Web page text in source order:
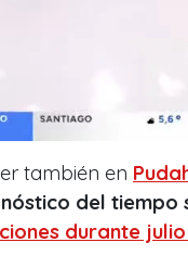
también en
del tiempo
durante julio